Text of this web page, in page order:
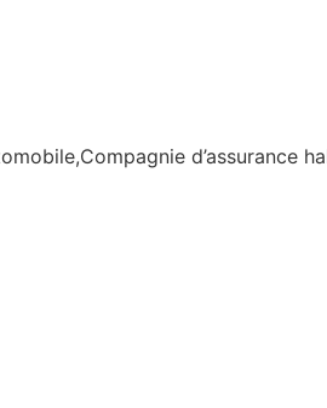
d’assurance